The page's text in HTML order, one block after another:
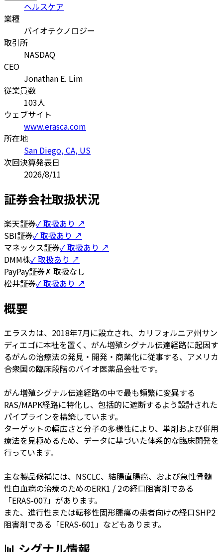
ヘルスケア
業種
バイオテクノロジー
取引所
NASDAQ
CEO
Jonathan E. Lim
従業員数
103人
ウェブサイト
www.erasca.com
所在地
San Diego, CA, US
次回決算発表日
2026/8/11
証券会社取扱状況
楽天証券✓ 取扱あり ↗
SBI証券✓ 取扱あり ↗
マネックス証券✓ 取扱あり ↗
DMM株✓ 取扱あり ↗
PayPay証券✗ 取扱なし
松井証券✓ 取扱あり ↗
概要
エラスカは、2018年7月に設立され、カリフォルニア州サン
ディエゴに本社を置く、がん増殖シグナル伝達経路に起因す
るがんの治療法の発見・開発・商業化に従事する、アメリカ
合衆国の臨床段階のバイオ医薬品会社です。
がん増殖シグナル伝達経路の中で最も頻繁に変異する
RAS/MAPK経路に特化し、包括的に遮断するよう設計された
パイプラインを構築しています。
ターゲットの幅広さと分子の多様性により、単剤および併用
療法を見極めるため、データに基づいた体系的な臨床開発を
行っています。
主な製品候補には、NSCLC、結腸直腸癌、および急性骨髄
性白血病の治療のためのERK1 / 2の経口阻害剤である
「ERAS-007」があります。
また、進行性または転移性固形腫瘍の患者向けの経口SHP2
阻害剤である「ERAS-601」などもあります。